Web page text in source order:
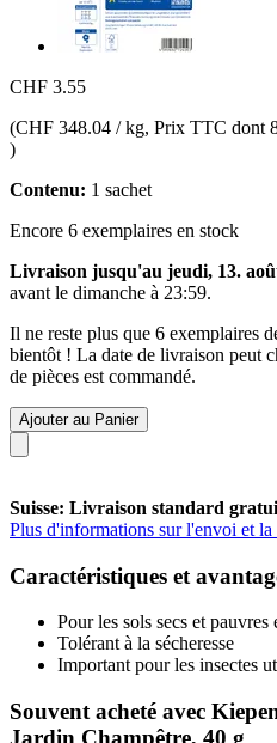
CHF 3.55
(CHF 348.04 / kg, Prix TTC dont
)
Contenu: 1 sachet
Encore 6 exemplaires en stock
Livraison jusqu'au jeudi, 13.
avant le dimanche à 23:59.
Il ne reste plus que 6 exemplaires
bientôt ! La date de livraison peut
de pièces est commandé.
Ajouter au Panier
Suisse: Livraison standard
Plus d'informations sur l'envoi et
Caractéristiques et
Pour les sols secs et
Tolérant à la sécheresse
Important pour les insectes
Souvent acheté avec
Jardin Champêtre, 40 g